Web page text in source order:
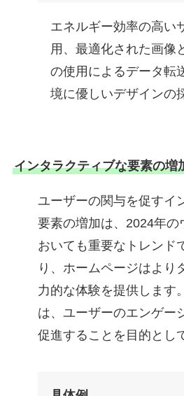
エネルギー効率の高い
用、最適化された画像
の使用によるデータ転
境に優しいデザインの
インタラクティブな要素の増
ユーザーの関与を促すイ
要素の増加は、2024年の
おいても重要なトレンド
り、ホームページはより
力的な体験を提供します
は、ユーザーのエンゲー
促進することを目的とし